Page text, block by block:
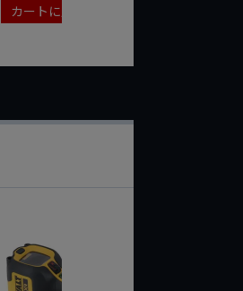
カートに入れる